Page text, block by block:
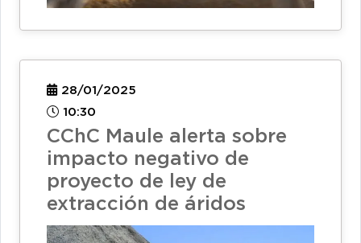
28/01/2025
10:30
CChC Maule alerta sobre
impacto negativo de
proyecto de ley de
extracción de áridos